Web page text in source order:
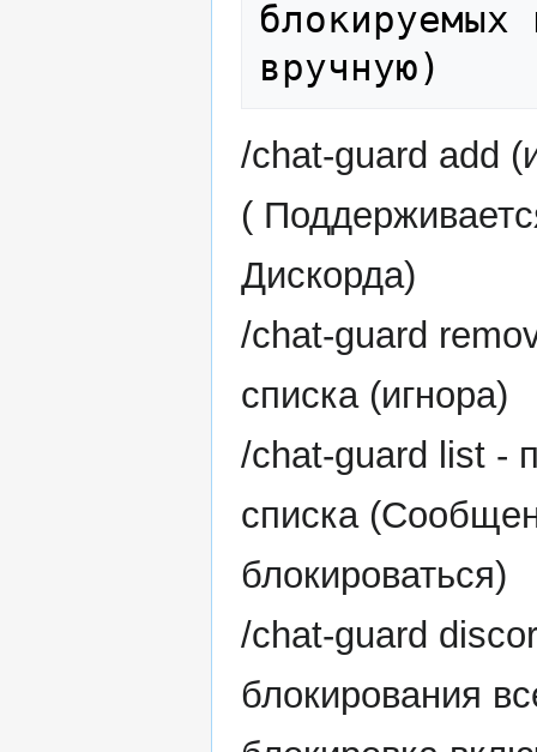
/chat-guard add
(
Дискорда)
/chat-guard
списка (игнора)
/chat-guard list -
списка
блокироваться)
/chat-guard
блокирования